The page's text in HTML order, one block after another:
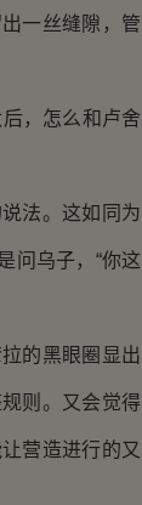
一丝缝隙，管
，怎么和卢舍
法。这如同为
问乌子，“你这
的黑眼圈显出
则。又会觉得
营造进行的又